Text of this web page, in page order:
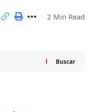
2 Min Read
Buscar